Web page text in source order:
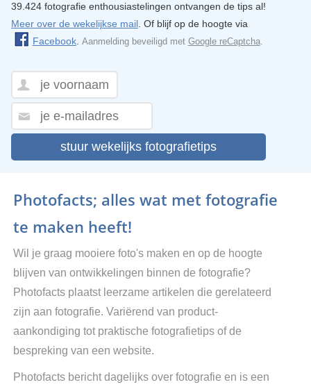
39.424 fotografie enthousiastelingen ontvangen de tips al!
Meer over de wekelijkse mail. Of blijf op de hoogte via
Facebook. Aanmelding beveiligd met Google reCaptcha.
stuur wekelijks fotografietips
Photofacts; alles wat met fotografie
te maken heeft!
Wil je graag mooiere foto's maken en op de hoogte
blijven van ontwikkelingen binnen de fotografie?
Photofacts plaatst leerzame artikelen die gerelateerd
zijn aan fotografie. Variërend van product-
aankondiging tot praktische fotografietips of de
bespreking van een website.
Photofacts bericht dagelijks over fotografie en is een